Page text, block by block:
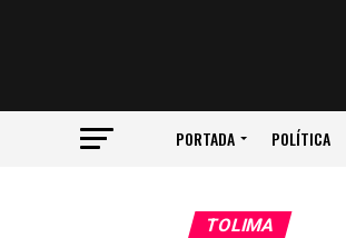
PORTADA POLÍTICA
TOLIMA